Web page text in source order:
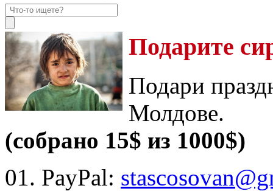
Подарите
Подари
Молдове.
(собрано 15$ из 1000$)
01. PayPal: